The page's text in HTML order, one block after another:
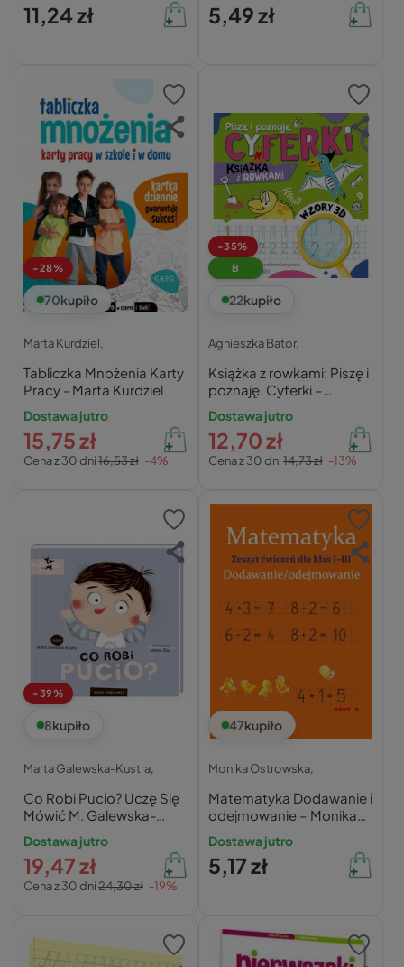
11,24 zł 5,49 zł
-28%
70kupiło
Marta Kurdziel,
Tabliczka Mnożenia Karty
Pracy - Marta Kurdziel
Dostawa jutro
Cena z 30 dni16,53 zł -4%
15,75 zł
-35%
B
22kupiło
Agnieszka Bator,
Książka z rowkami: Piszę i
poznaję. Cyferki –
Agnieszka Bator
Dostawa jutro
Cena z 30 dni14,73 zł -13%
12,70 zł
-39%
8kupiło
Marta Galewska-Kustra,
Co Robi Pucio? Uczę Się
Mówić M. Galewska-
Kustra 0+ Nasza
Księgarnia
Dostawa jutro
Cena z 30 dni24,30 zł -19%
19,47 zł
47kupiło
Monika Ostrowska,
Matematyka Dodawanie i
odejmowanie – Monika
Ostrowska (klasa 1‑3)
Dostawa jutro
5,17 zł